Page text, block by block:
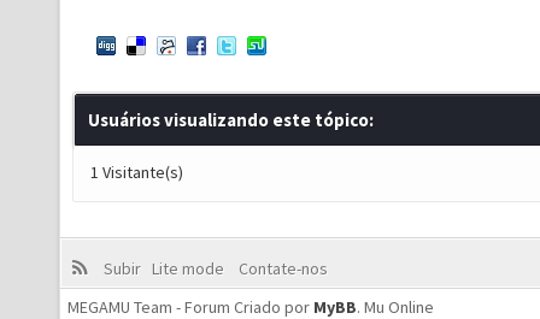
Usuários visualizando este tópico:
1 Visitante(s)
Subir Lite mode
Contate-nos
MEGAMU Team - Forum Criado por MyBB. Mu Online